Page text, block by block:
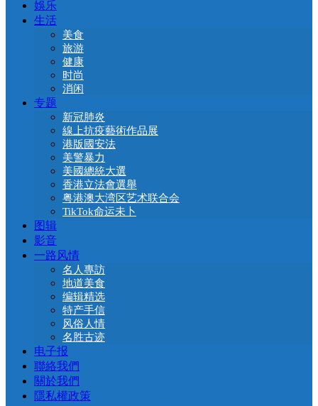
娛乐
生活
美食
旅游
健康
时尚
消闲
专题
新冠肺炎
線上抗疫藝術作品展
港版國安法
美警暴力
美國總統大選
香港立法會選舉
粤港澳大湾区艺术联合会
TikTok命运未卜
图辑
影音
一路风情
名人專訪
地道美食
编辑精选
特产手信
风俗人情
名胜古迹
电子报
聯絡我們
關於我們
隱私權政策